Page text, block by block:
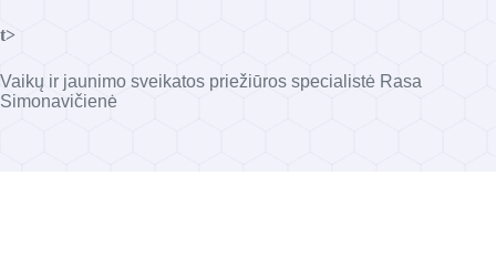
t>
Vaikų ir jaunimo sveikatos priežiūros specialistė Rasa
Simonavičienė